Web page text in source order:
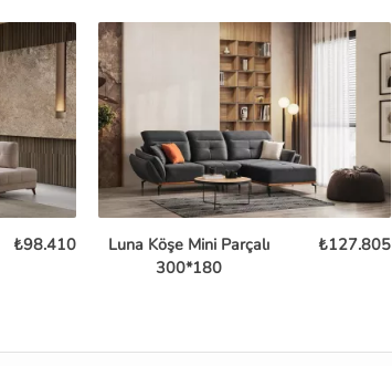
₺98.410
Luna Köşe Mini Parçalı
300*180
₺127.805